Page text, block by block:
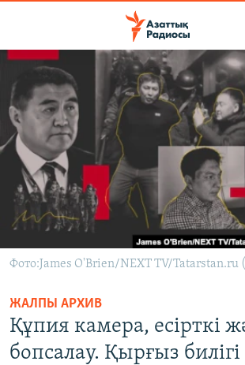
Skip
main
content
Skip
main
Navigation
Skip
Search
ЖАҢАЛЫҚТАР
САЯСАТ
AZATTYQTV
ҚАҢТАР ОҚИҒАСЫ
АДАМ ҚҰҚЫҚТАРЫ
ӘЛЕУМЕТ
Русский
Фото:James O'Brien/NEXT TV/Tatarstan.ru
ЖАЛПЫ АРХИВ
Құпия камера, есірткі
бопсалау. Қырғыз билігі